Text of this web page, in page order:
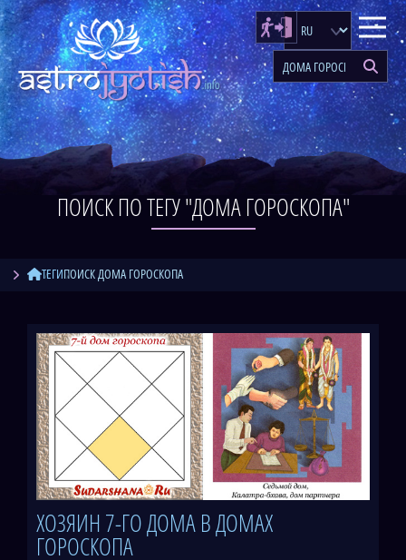
ПОИСК ПО ТЕГУ "ДОМА ГОРОСКОПА"
ТЕГИПОИСК ДОМА ГОРОСКОПА
ХОЗЯИН 7-ГО ДОМА В ДОМАХ
ГОРОСКОПА